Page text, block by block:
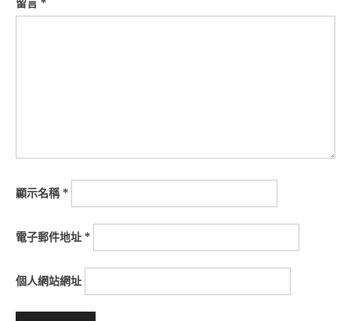
留言 *
顯示名稱*
電子郵件地址 *
個人網站網址